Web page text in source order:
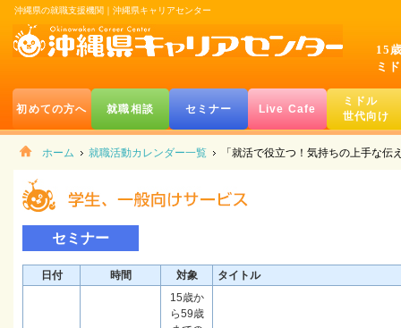
沖縄県の就職支援機関｜沖縄県キャリアセンター
15
ミ
初めての方へ 就職相談 セミナー Live Cafe
ミドル
世代向け
ホーム 就職活動カレンダー一覧 「就活で役立つ！気持ちの上手な伝
セミナー
日付 時間 対象 タイトル
15歳か
ら59歳